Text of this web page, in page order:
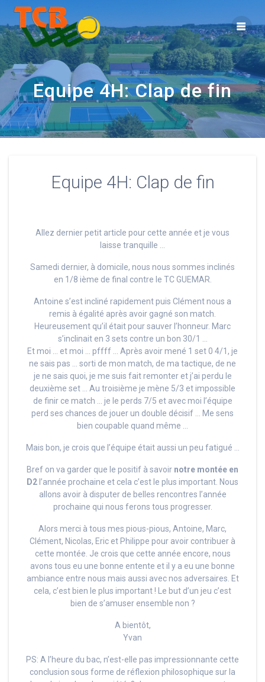
Equipe 4H: Clap de fin
Equipe 4H: Clap de fin
Allez dernier petit article pour cette année et je vous
laisse tranquille …
Samedi dernier, à domicile, nous nous sommes inclinés
en 1/8 ième de final contre le TC GUEMAR.
Antoine s’est incliné rapidement puis Clément nous a
remis à égalité après avoir gagné son match.
Heureusement qu’il était pour sauver l’honneur. Marc
s’inclinait en 3 sets contre un bon 30/1 …
Et moi … et moi … pffff … Après avoir mené 1 set 0 4/1, je
ne sais pas … sorti de mon match, de ma tactique, de ne
je ne sais quoi, je me suis fait remonter et j’ai perdu le
deuxième set … Au troisième je mène 5/3 et impossible
de finir ce match … je le perds 7/5 et avec moi l’équipe
perd ses chances de jouer un double décisif … Me sens
bien coupable quand même …
Mais bon, je crois que l’équipe était aussi un peu fatigué …
Bref on va garder que le positif à savoir notre montée en
D2 l’année prochaine et cela c’est le plus important. Nous
allons avoir à disputer de belles rencontres l’année
prochaine qui nous ferons tous progresser.
Alors merci à tous mes pious-pious, Antoine, Marc,
Clément, Nicolas, Eric et Philippe pour avoir contribuer à
cette montée. Je crois que cette année encore, nous
avons tous eu une bonne entente et il y a eu une bonne
ambiance entre nous mais aussi avec nos adversaires. Et
cela, c’est bien le plus important ! Le but d’un jeu c’est
bien de s’amuser ensemble non ?
A bientôt,
Yvan
PS: A l’heure du bac, n’est-elle pas impressionnante cette
conclusion sous forme de réflexion philosophique sur la